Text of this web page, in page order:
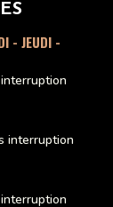
- JEUDI -
interruption